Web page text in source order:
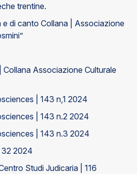
trentine.
e di canto Collana | Associazione
Associazione Culturale
| 143 n,1 2024
| 143 n.2 2024
| 143 n.3 2024
32 2024
Studi Judicaria | 116